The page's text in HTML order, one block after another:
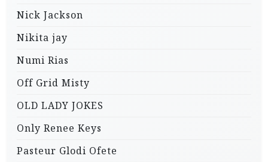
Nick Jackson
Nikita jay
Numi Rias
Off Grid Misty
OLD LADY JOKES
Only Renee Keys
Pasteur Glodi Ofete